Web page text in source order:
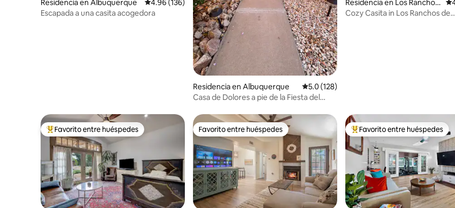
Residencia en Albuquerque Calificación promedio: 4.96 de 5; 136 evaluaciones
4.96 (136)
Escapada a una casita acogedora
Residencia en Albuquerque Calificación promedio: 5.0 de 5; 128
5.0 (128)
Casa de Dolores a pie de la Fiesta del
Residencia en Los Ranchos
de Albuquerque
Cozy Casita in Los Ranchos de
De los mejores en Favorito entre huéspedes
Favorito entre huéspedes Favorito entre huéspedes
Favorito entre huéspedes De los mejores en Favorito
Favorito entre huéspedes